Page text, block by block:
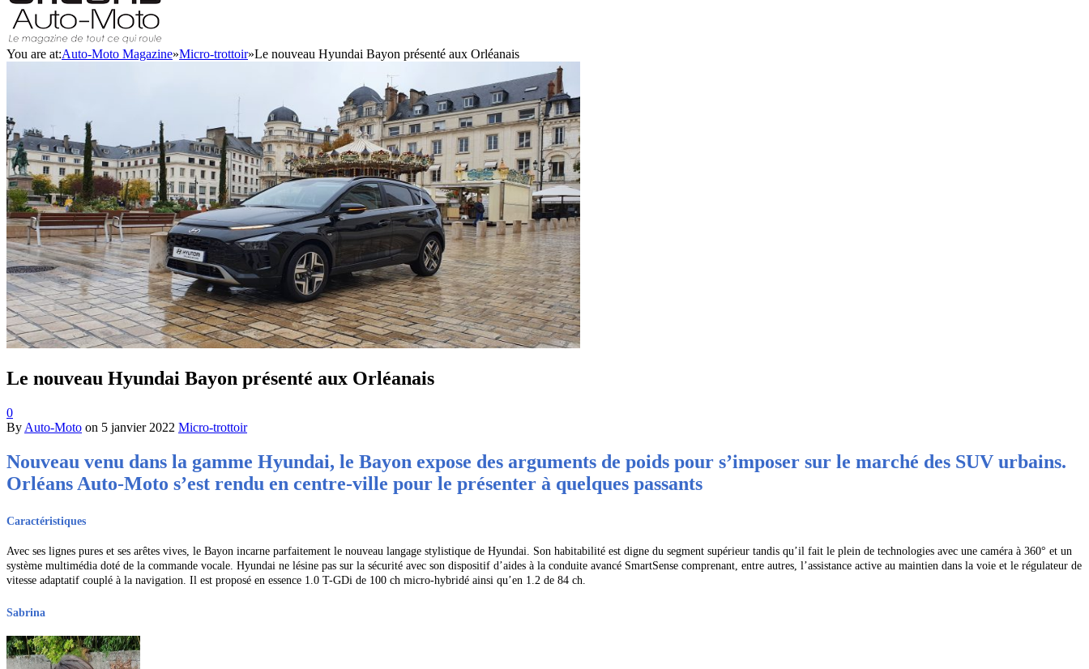
You are at:Auto-Moto Magazine»Micro-trottoir»Le nouveau Hyundai Bayon présenté aux Orléanais
Le nouveau Hyundai Bayon présenté aux Orléanais
0
By Auto-Moto on 5 janvier 2022 Micro-trottoir
Nouveau venu dans la gamme Hyundai, le Bayon expose des arguments de poids pour s’imposer sur le marché des SUV urbains.
Orléans Auto-Moto s’est rendu en centre-ville pour le présenter à quelques passants
Caractéristiques
Avec ses lignes pures et ses arêtes vives, le Bayon incarne parfaitement le nouveau langage stylistique de Hyundai. Son habitabilité est digne du segment supérieur tandis qu’il fait le plein de technologies avec une caméra à 360° et un
système multimédia doté de la commande vocale. Hyundai ne lésine pas sur la sécurité avec son dispositif d’aides à la conduite avancé SmartSense comprenant, entre autres, l’assistance active au maintien dans la voie et le régulateur de
vitesse adaptatif couplé à la navigation. Il est proposé en essence 1.0 T-GDi de 100 ch micro-hybridé ainsi qu’en 1.2 de 84 ch.
Sabrina